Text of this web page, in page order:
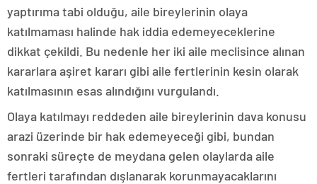
yaptırıma tabi olduğu, aile bireylerinin olaya
katılmaması halinde hak iddia edemeyeceklerine
dikkat çekildi. Bu nedenle her iki aile meclisince alınan
kararlara aşiret kararı gibi aile fertlerinin kesin olarak
katılmasının esas alındığını vurgulandı.
Olaya katılmayı reddeden aile bireylerinin dava konusu
arazi üzerinde bir hak edemeyeceği gibi, bundan
sonraki süreçte de meydana gelen olaylarda aile
fertleri tarafından dışlanarak korunmayacaklarını